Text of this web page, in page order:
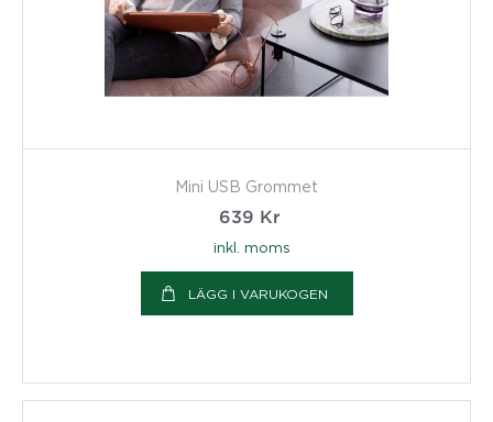
Mini USB Grommet
639 Kr
inkl. moms
LÄGG I VARUKOGEN